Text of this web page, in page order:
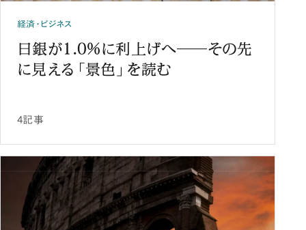
経済・ビジネス
日銀が1.0%に利上げへ――その先
に見える「景色」を読む
4記事